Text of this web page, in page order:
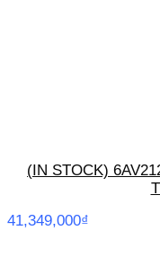
(IN STOCK)
41,349,000₫